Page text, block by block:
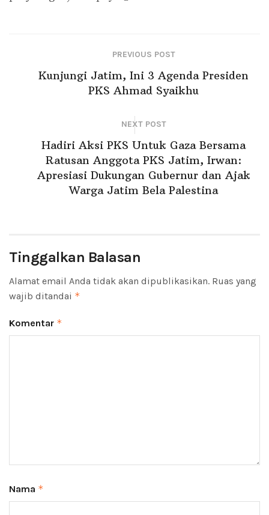
PREVIOUS POST
Kunjungi Jatim, Ini 3 Agenda Presiden
PKS Ahmad Syaikhu
NEXT POST
Hadiri Aksi PKS Untuk Gaza Bersama
Ratusan Anggota PKS Jatim, Irwan:
Apresiasi Dukungan Gubernur dan Ajak
Warga Jatim Bela Palestina
Tinggalkan Balasan
Alamat email Anda tidak akan dipublikasikan. Ruas yang
wajib ditandai *
Komentar *
Nama *